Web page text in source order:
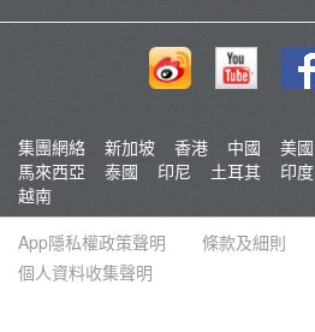
集團網絡 新加坡 香港 中國 美國
馬來西亞
泰國 印尼 土耳其 印度
越南
App隱私權政策聲明
條款及細則
個人資料收集聲明